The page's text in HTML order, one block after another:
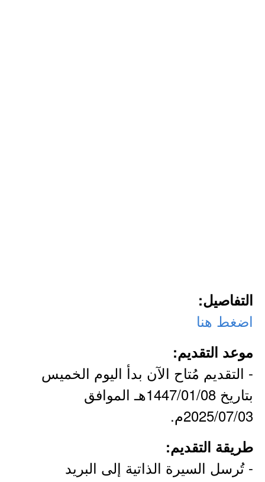
التفاصيل:
اضغط هنا
موعد التقديم:
- التقديم مُتاح الآن بدأ اليوم الخميس
بتاريخ 1447/01/08هـ الموافق
2025/07/03م.
طريقة التقديم:
- تُرسل السيرة الذاتية إلى البريد